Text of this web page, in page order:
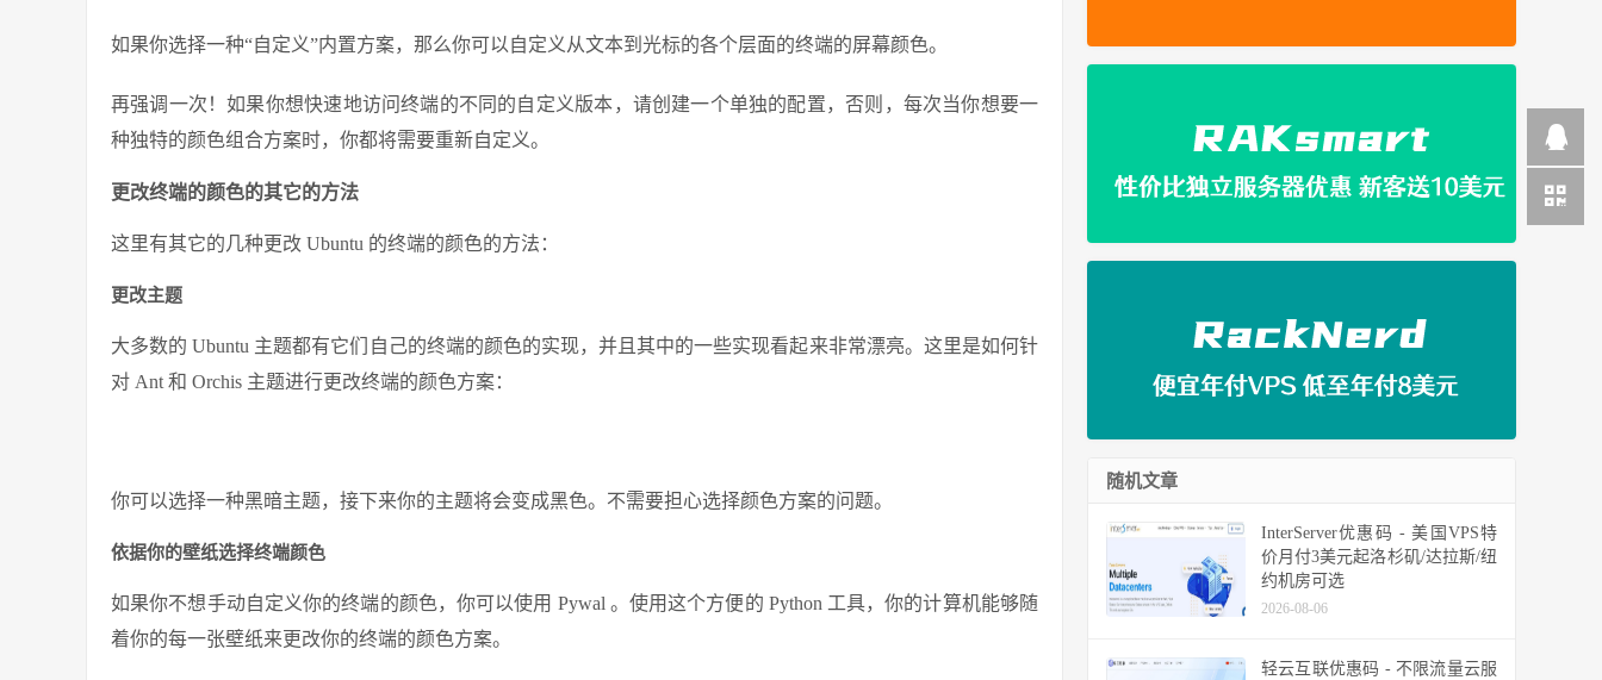
如果你选择一种“自定义”内置方案，那么你可以自定义从文本到光标的各个层面的终端的屏幕颜色。
再强调一次！如果你想快速地访问终端的不同的自定义版本，请创建一个单独的配置，否则，每次当你想要一
种独特的颜色组合方案时，你都将需要重新自定义。
更改终端的颜色的其它的方法
这里有其它的几种更改 Ubuntu 的终端的颜色的方法：
更改主题
大多数的 Ubuntu 主题都有它们自己的终端的颜色的实现，并且其中的一些实现看起来非常漂亮。这里是如何针
对 Ant 和 Orchis 主题进行更改终端的颜色方案：
你可以选择一种黑暗主题，接下来你的主题将会变成黑色。不需要担心选择颜色方案的问题。
依据你的壁纸选择终端颜色
如果你不想手动自定义你的终端的颜色，你可以使用 Pywal 。使用这个方便的 Python 工具，你的计算机能够随
着你的每一张壁纸来更改你的终端的颜色方案。
随机文章
InterServer优惠码 - 美国VPS特
价月付3美元起洛杉矶/达拉斯/纽
约机房可选
2026-08-06
轻云互联优惠码 - 不限流量云服